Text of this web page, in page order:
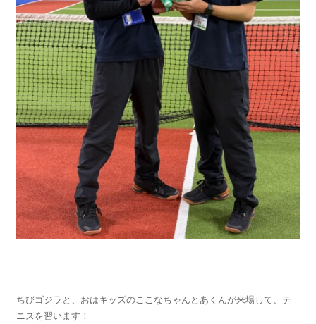
ちびゴジラと、おはキッズのここなちゃんとあくんが来場して、テ
ニスを習います！